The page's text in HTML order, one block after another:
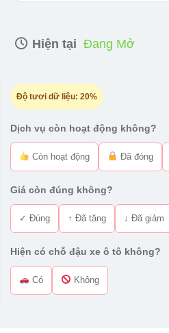
Hiện tại Đang Mở
Độ tươi dữ liệu: 20%
Dịch vụ còn hoạt động không?
Còn hoạt động Đã đóng
Giá còn đúng không?
✓ Đúng ↑ Đã tăng ↓ Đã giảm
Hiện có chỗ đậu xe ô tô không?
Có Không